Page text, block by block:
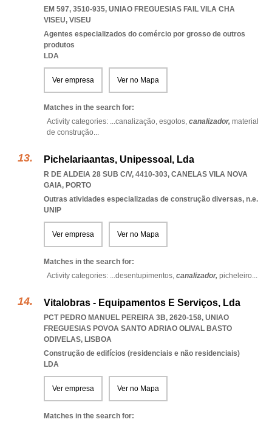
EM 597, 3510-935, UNIAO FREGUESIAS FAIL VILA CHA
VISEU, VISEU
Agentes especializados do comércio por grosso de outros
produtos
LDA
Ver empresa Ver no Mapa
Matches in the search for:
Activity categories: ...canalização, esgotos, canalizador, material
de construção...
Pichelariaantas, Unipessoal, Lda
R DE ALDEIA 28 SUB C/V, 4410-303, CANELAS VILA NOVA
GAIA, PORTO
Outras atividades especializadas de construção diversas, n.e.
UNIP
Ver empresa Ver no Mapa
Matches in the search for:
Activity categories: ...desentupimentos, canalizador, picheleiro...
Vitalobras - Equipamentos E Serviços, Lda
PCT PEDRO MANUEL PEREIRA 3B, 2620-158, UNIAO
FREGUESIAS POVOA SANTO ADRIAO OLIVAL BASTO
ODIVELAS, LISBOA
Construção de edifícios (residenciais e não residenciais)
LDA
Ver empresa Ver no Mapa
Matches in the search for: